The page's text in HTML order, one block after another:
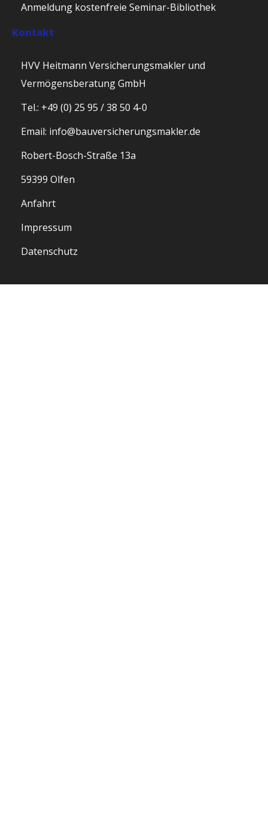
Anmeldung kostenfreie Seminar-Bibliothek
Kontakt
HVV Heitmann Versicherungsmakler und
Vermögensberatung GmbH
Tel.: +49 (0) 25 95 / 38 50 4-0
Email: info@bauversicherungsmakler.de
Robert-Bosch-Straße 13a
59399 Olfen
Anfahrt
Impressum
Datenschutz